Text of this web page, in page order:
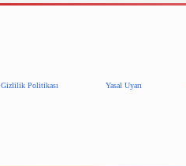
Gizlilik Politikası Yasal Uyarı